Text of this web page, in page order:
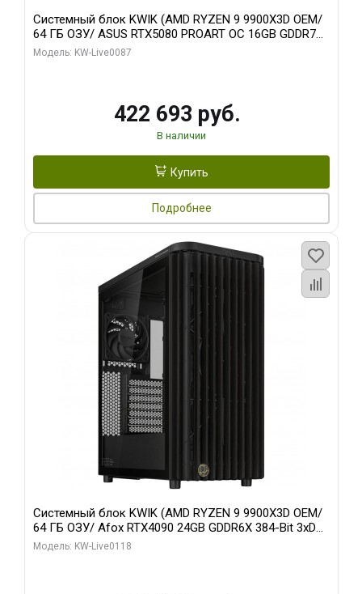
Системный блок KWIK (AMD RYZEN 9 9900X3D OEM/
64 ГБ ОЗУ/ ASUS RTX5080 PROART OC 16GB GDDR7
256bit Type-C DP 2/ 1 ТБ SSD)
Модель: KW-Live0087
422 693 руб.
В наличии
Купить
Подробнее
Системный блок KWIK (AMD RYZEN 9 9900X3D OEM/
64 ГБ ОЗУ/ Afox RTX4090 24GB GDDR6X 384-Bit 3xDP
HDMI ATX Turbo/ 960 ГБ SSD)
Модель: KW-Live0118